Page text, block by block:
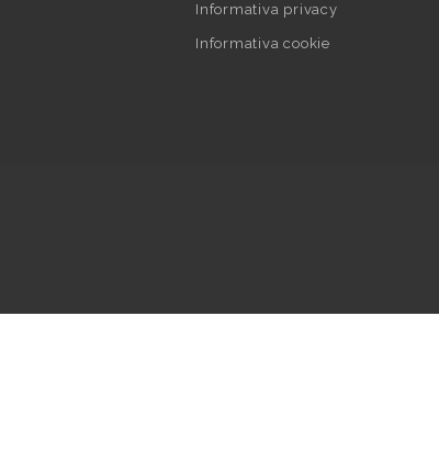
Informativa privacy
Informativa cookie